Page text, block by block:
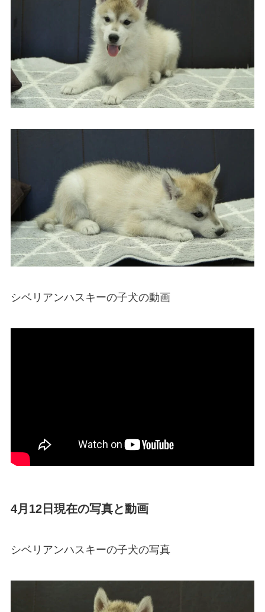
シベリアンハスキーの子犬の動画
4月12日現在の写真と動画
シベリアンハスキーの子犬の写真